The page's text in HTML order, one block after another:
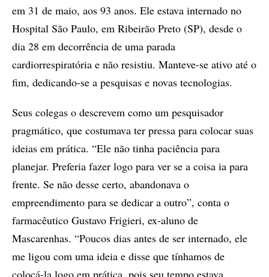
em 31 de maio, aos 93 anos. Ele estava internado no
Hospital São Paulo, em Ribeirão Preto (SP), desde o
dia 28 em decorrência de uma parada
cardiorrespiratória e não resistiu. Manteve-se ativo até o
fim, dedicando-se a pesquisas e novas tecnologias.
Seus colegas o descrevem como um pesquisador
pragmático, que costumava ter pressa para colocar suas
ideias em prática. “Ele não tinha paciência para
planejar. Preferia fazer logo para ver se a coisa ia para
frente. Se não desse certo, abandonava o
empreendimento para se dedicar a outro”, conta o
farmacêutico Gustavo Frigieri, ex-aluno de
Mascarenhas. “Poucos dias antes de ser internado, ele
me ligou com uma ideia e disse que tínhamos de
colocá-la logo em prática, pois seu tempo estava